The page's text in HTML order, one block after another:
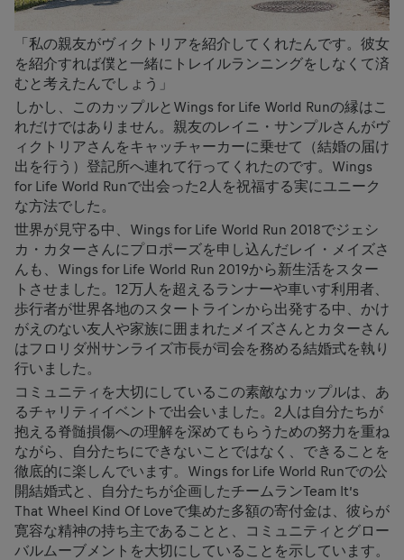
「私の親友がヴィクトリアを紹介してくれたんです。彼女
を紹介すれば僕と一緒にトレイルランニングをしなくて済
むと考えたんでしょう」
しかし、このカップルとWings for Life World Runの縁はこ
れだけではありません。親友のレイニ・サンプルさんがヴ
ィクトリアさんをキャッチャーカーに乗せて（結婚の届け
出を行う）登記所へ連れて行ってくれたのです。Wings
for Life World Runで出会った2人を祝福する実にユニーク
な方法でした。
世界が見守る中、Wings for Life World Run 2018でジェシ
カ・カターさんにプロポーズを申し込んだレイ・メイズさ
んも、Wings for Life World Run 2019から新生活をスター
トさせました。12万人を超えるランナーや車いす利用者、
歩行者が世界各地のスタートラインから出発する中、かけ
がえのない友人や家族に囲まれたメイズさんとカターさん
はフロリダ州サンライズ市長が司会を務める結婚式を執り
行いました。
コミュニティを大切にしているこの素敵なカップルは、あ
るチャリティイベントで出会いました。2人は自分たちが
抱える脊髄損傷への理解を深めてもらうための努力を重ね
ながら、自分たちにできないことではなく、できることを
徹底的に楽しんでいます。Wings for Life World Runでの公
開結婚式と、自分たちが企画したチームランTeam It’s
That Wheel Kind Of Loveで集めた多額の寄付金は、彼らが
寛容な精神の持ち主であることと、コミュニティとグロー
バルムーブメントを大切にしていることを示しています。